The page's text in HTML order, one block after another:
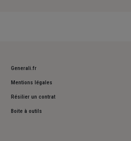
Generali.fr
Mentions légales
Résilier un contrat
Boite à outils